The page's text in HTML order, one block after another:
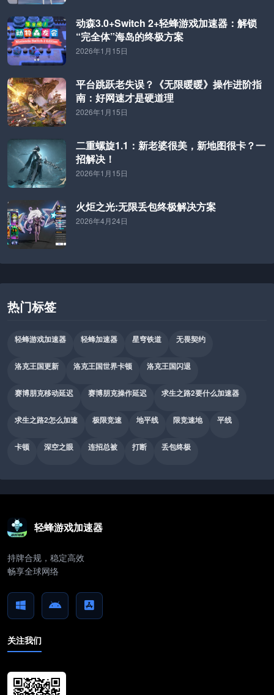
动森3.0+Switch 2+轻蜂游戏加速器：解锁
“完全体”海岛的终极方案
2026年1月15日
平台跳跃老失误？《无限暖暖》操作进阶指
南：好网速才是硬道理
2026年1月15日
二重螺旋1.1：新老婆很美，新地图很卡？一
招解决！
2026年1月15日
火炬之光:无限丢包终极解决方案
2026年4月24日
热门标签
轻蜂游戏加速器 轻蜂加速器 星穹铁道 无畏契约
洛克王国更新 洛克王国世界卡顿 洛克王国闪退
赛博朋克移动延迟 赛博朋克操作延迟 求生之路2要什么加速器
求生之路2怎么加速 极限竞速 地平线 限竞速地 平线
卡顿 深空之眼 连招总被 打断 丢包终极
轻蜂游戏加速器
持牌合规，稳定高效
畅享全球网络
关注我们